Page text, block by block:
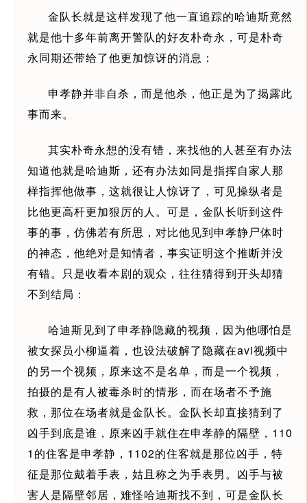
金队长就是这样发现了他一直追踪的哈迪斯竟然
就是他十多年前离开警队的好友朴奇永，可是朴奇
永同期还带给了他更加惊讶的消息：
申孝静并非自杀，而是他杀，他正是为了揭露此
事而来。
其实朴奇永想的没有错，来找他的人甚至有办法
知道他就是哈迪斯，还有办法如同是指挥自家人那
样指挥他做事，这就很让人惊讶了，可见操纵者是
比他更高杆更加狠厉的人。可是，金队长听到这件
事的事，仿佛若有所思，对比他见到申孝静尸体时
的神态，他绝对是知情者，事实证明这个推断并没
有错。只是收看本剧的观众，往往猜得到开头却猜
不到结局：
哈迪斯见到了申孝静隐藏的视频，因为他哪怕是
被女探员小柳逼着，也设法破解了隐藏在avi视频中
的另一个视频，原来这不是名单，而是一个视频，
拍摄的是有人被毒杀时的情形，而在场者不予施
救，那位在场者就是金队长。金队长却直接猜到了
凶手到底是谁，原来凶手就住在申孝静的隔壁，110
1的住客是申孝静，1102的住客就是那位凶手，特
征是那位戴着手表，姑且称之为手表男。凶手与被
害人是隔壁邻居，难怪哈迪斯找不到，可是金队长